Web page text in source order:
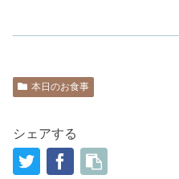
本日のお食事
シェアする